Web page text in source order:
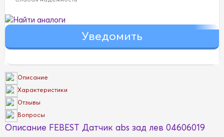
Найти аналоги
Описание
Характеристики
Отзывы
Вопросы
Описание FEBEST Датчик abs зад лев 04606019